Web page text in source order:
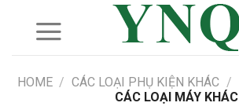
HOME / CÁC LOẠI PHỤ KIỆN KHÁC /
CÁC LOẠI MÁY KHÁC